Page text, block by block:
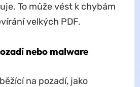
To může vést k chybám
velkých PDF.
nebo malware
na pozadí, jako